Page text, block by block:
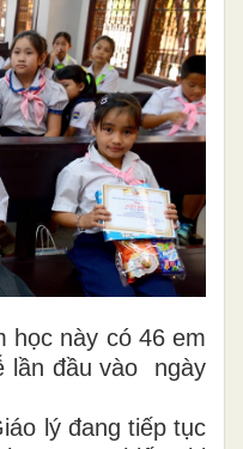
này có 46 em
lần đầu vào ngày
lý đang tiếp tục